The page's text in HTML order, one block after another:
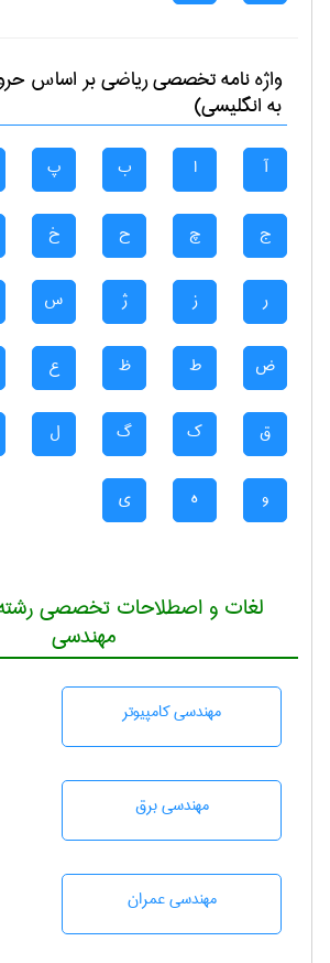
واژه نامه تخصصیرياضیبر اساس
به انگلیسی)
آ ا ب پ
ج چ ح خ
ر ز ژ س
ض ط ظ ع
ق ک گ ل
و ه ی
لغات و اصطلاحات تخصصی
مهندسی
مهندسی كامپيوتر
مهندسی برق
مهندسی عمران